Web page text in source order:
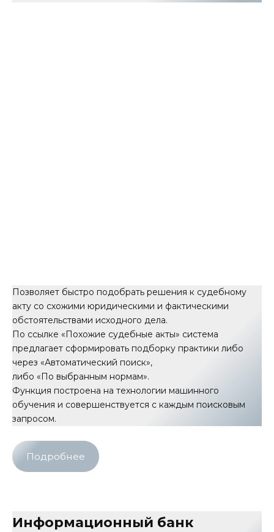
Позволяет быстро подобрать решения к судебному
акту со схожими юридическими и фактическими
обстоятельствами исходного дела.
По ссылке «Похожие судебные акты» система
предлагает сформировать подборку практики либо
через «Автоматический поиск»,
либо «По выбранным нормам».
Функция построена на технологии машинного
обучения и совершенствуется с каждым поисковым
запросом.
Подробнее
Информационный банк